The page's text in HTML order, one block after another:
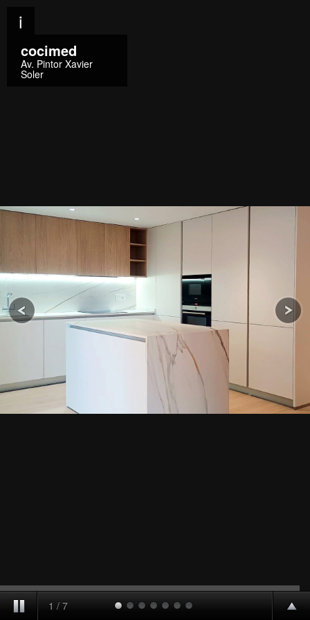
i
cocimed
Av. Pintor Xavier
Soler
1 / 7